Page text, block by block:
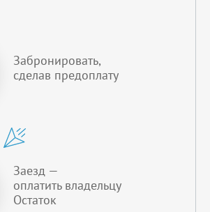
Забронировать,
сделав предоплату
Заезд —
оплатить владельцу
Остаток